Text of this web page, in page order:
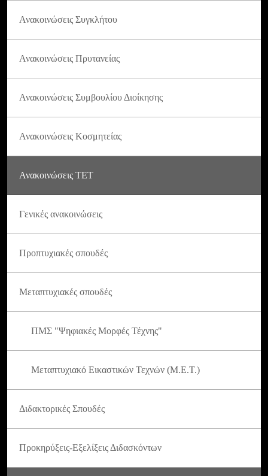
Ανακοινώσεις Συγκλήτου
Ανακοινώσεις Πρυτανείας
Ανακοινώσεις Συμβουλίου Διοίκησης
Ανακοινώσεις Κοσμητείας
Ανακοινώσεις ΤΕΤ
Γενικές ανακοινώσεις
Προπτυχιακές σπουδές
Μεταπτυχιακές σπουδές
ΠΜΣ "Ψηφιακές Μορφές Τέχνης"
Μεταπτυχιακό Εικαστικών Τεχνών (Μ.Ε.Τ.)
Διδακτορικές Σπουδές
Προκηρύξεις-Εξελίξεις Διδασκόντων